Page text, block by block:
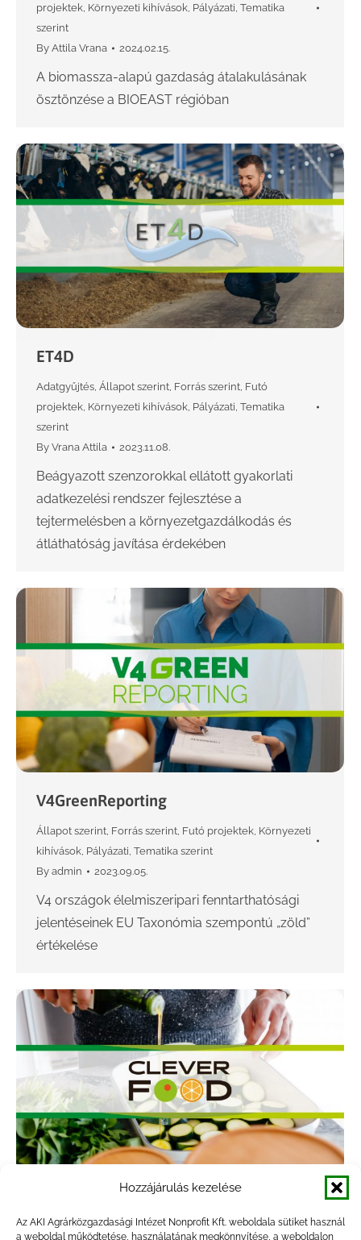
Hozzájárulás kezelése
Az AKI Agrárközgazdasági Intézet Nonprofit Kft. weboldala sütiket használ
a weboldal működtetése, használatának megkönnyítése, a weboldalon
projektek, Környezeti kihívások, Pályázati, Tematika
szerint
By Attila Vrana 2024.02.15.
A biomassza-alapú gazdaság átalakulásának
ösztönzése a BIOEAST régióban
ET4D
Adatgyűjtés, Állapot szerint, Forrás szerint, Futó
projektek, Környezeti kihívások, Pályázati, Tematika
szerint
By Vrana Attila 2023.11.08.
Beágyazott szenzorokkal ellátott gyakorlati
adatkezelési rendszer fejlesztése a
tejtermelésben a környezetgazdálkodás és
átláthatóság javítása érdekében
V4GreenReporting
Állapot szerint, Forrás szerint, Futó projektek, Környezeti
kihívások, Pályázati, Tematika szerint
By admin 2023.09.05.
V4 országok élelmiszeripari fenntarthatósági
jelentéseinek EU Taxonómia szempontú „zöld”
értékelése
Állapot szerint,Forrás szerint,Futó projektek,Innováció,